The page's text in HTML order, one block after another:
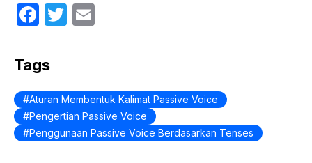
F
c
e
b
o
o
T
er
Tags
Aturan Membentuk Kalimat Passive Voice
Pengertian Passive Voice
Penggunaan Passive Voice Berdasarkan Tenses